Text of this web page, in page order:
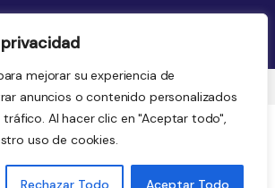
mejorar su experiencia de
anuncios o contenido personalizados
Al hacer clic en "Aceptar todo",
uso de cookies.
Rechazar Todo Aceptar Todo
© 2026. Derechos Reservados